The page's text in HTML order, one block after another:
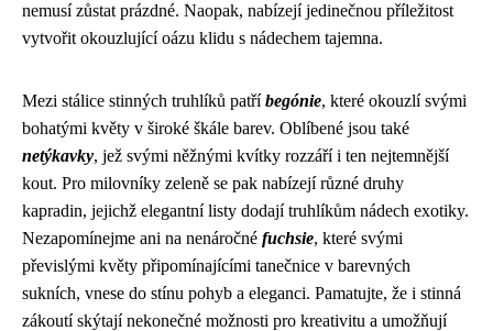
nemusí zůstat prázdné. Naopak, nabízejí jedinečnou příležitost
vytvořit okouzlující oázu klidu s nádechem tajemna.
Mezi stálice stinných truhlíků patříbegónie, které okouzlí svými
bohatými květy v široké škále barev. Oblíbené jsou také
netýkavky, jež svými něžnými kvítky rozzáří i ten nejtemnější
kout. Pro milovníky zeleně se pak nabízejí různé druhy
kapradin, jejichž elegantní listy dodají truhlíkům nádech exotiky.
Nezapomínejme ani na nenáročné fuchsie, které svými
převislými květy připomínajícími tanečnice v barevných
sukních, vnese do stínu pohyb a eleganci. Pamatujte, že i stinná
zákoutí skýtají nekonečné možnosti pro kreativitu a umožňují